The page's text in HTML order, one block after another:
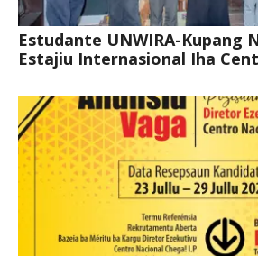
Estudante UNWIRA-Kupang
Estajiu Internasional Iha